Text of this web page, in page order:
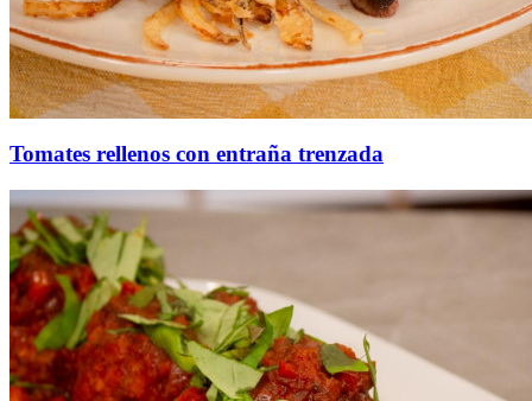
Tomates rellenos con entraña trenzada